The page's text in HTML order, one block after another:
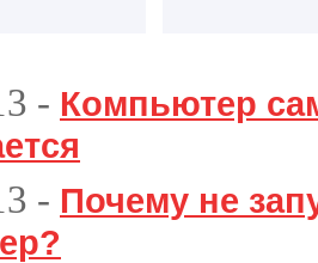
- Компьютер
- Почему не